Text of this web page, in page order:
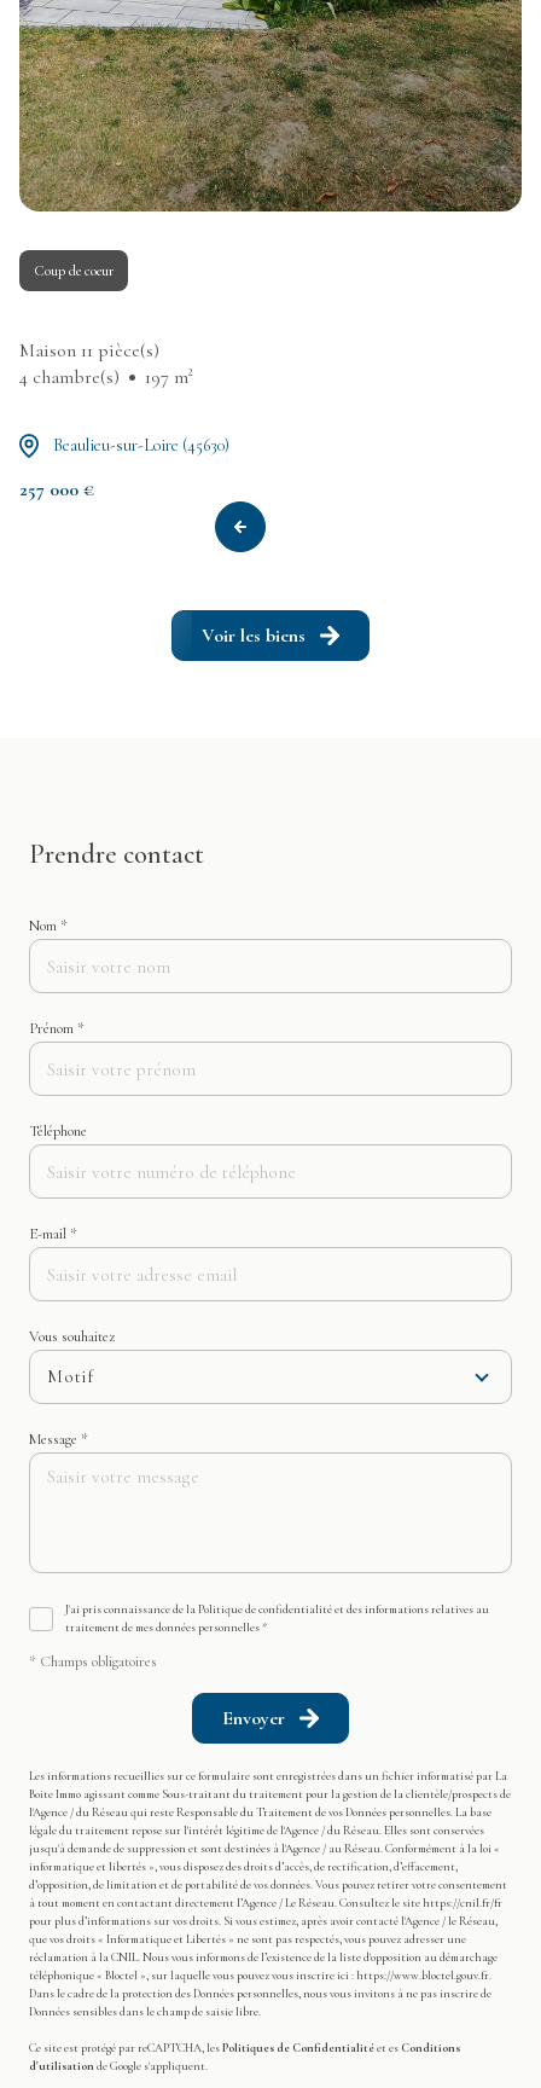
Coup de coeur
Maison 11 pièce(s)
4 chambre(s)
197 m²
Beaulieu-sur-Loire (45630)
257 000 €
Voir les biens
Prendre contact
Nom *
Prénom *
Téléphone
E-mail *
Vous souhaitez
Motif
Message *
J'ai pris connaissance de la Politique de confidentialité et des informations relatives au
traitement de mes données personnelles *
* Champs obligatoires
Envoyer
Les informations recueillies sur ce formulaire sont enregistrées dans un fichier informatisé par La
Boite Immo agissant comme Sous-traitant du traitement pour la gestion de la clientèle/prospects de
l'Agence / du Réseau qui reste Responsable du Traitement de vos Données personnelles. La base
légale du traitement repose sur l'intérêt légitime de l'Agence / du Réseau. Elles sont conservées
jusqu'à demande de suppression et sont destinées à l'Agence / au Réseau. Conformément à la loi «
informatique et libertés », vous disposez des droits d’accès, de rectification, d’effacement,
d’opposition, de limitation et de portabilité de vos données. Vous pouvez retirer votre consentement
à tout moment en contactant directement l’Agence / Le Réseau. Consultez le sitehttps://cnil.fr/fr
pour plus d’informations sur vos droits. Si vous estimez, après avoir contacté l'Agence / le Réseau,
que vos droits « Informatique et Libertés » ne sont pas respectés, vous pouvez adresser une
réclamation à la CNIL. Nous vous informons de l’existence de la liste d'opposition au démarchage
téléphonique « Bloctel », sur laquelle vous pouvez vous inscrire ici :https://www.bloctel.gouv.fr.
Dans le cadre de la protection des Données personnelles, nous vous invitons à ne pas inscrire de
Données sensibles dans le champ de saisie libre.
Ce site est protégé par reCAPTCHA, lesPolitiques de Confidentialitéet es Conditions
d'utilisation de Google s'appliquent.